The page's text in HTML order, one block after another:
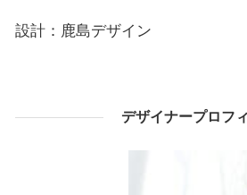
設計：鹿島デザイン
デザイナープロフ